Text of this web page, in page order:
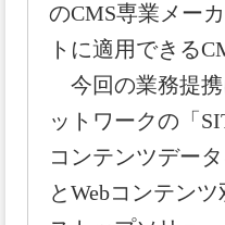
のCMS専業メー
トに適用できる
今回の業務提携
ットワークの「
コンテンツデー
とWebコンテン